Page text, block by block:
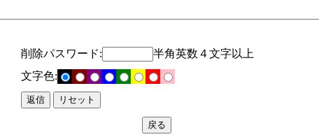
削除パスワード:
半角英数４文字以上
文字色: